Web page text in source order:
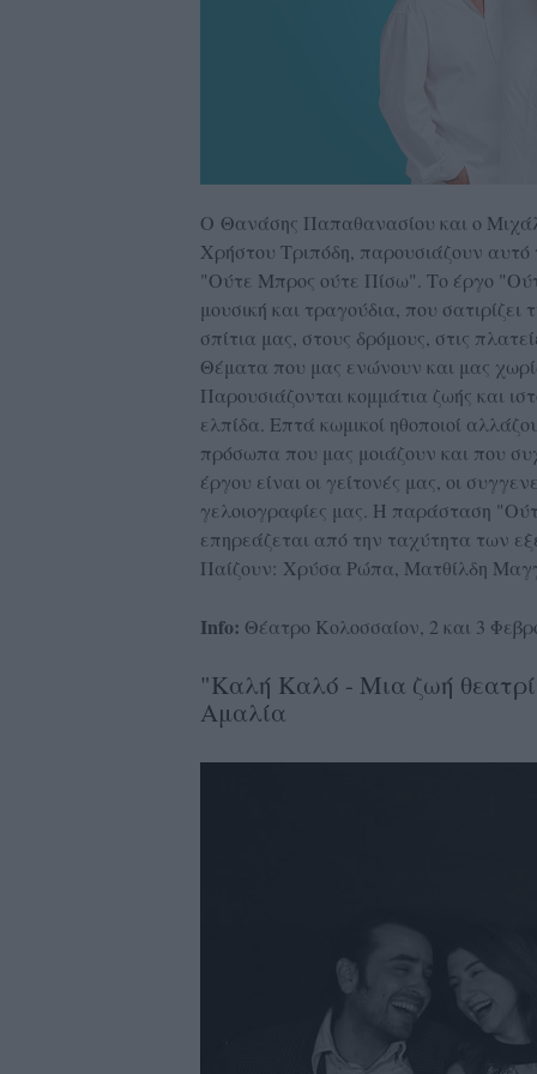
O Θανάσης Παπαθανασίου και ο
Χρήστου Τριπόδη, παρουσιάζουν
"Ούτε Μπρος ούτε Πίσω". Το έργο
μουσική και τραγούδια, που
σπίτια μας, στους δρόμους, στις
Θέματα που μας ενώνουν και μας
Παρουσιάζονται κομμάτια ζωής και
ελπίδα. Επτά κωμικοί ηθοποιοί
πρόσωπα που μας μοιάζουν και που
έργου είναι οι γείτονές μας, οι
γελοιογραφίες μας. Η παράσταση
επηρεάζεται από την ταχύτητα των
Παίζουν: Χρύσα Ρώπα, Ματθίλδη
Info: Θέατρο Κολοσσαίον, 2 και 3
"Καλή Καλό - Μια ζωή
Αμαλία